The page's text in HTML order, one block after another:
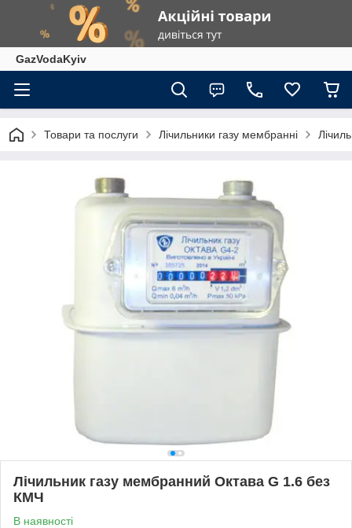
GazVodaKyiv
Товари та послуги Лічильники газу мембранні
Лічильник газу мембранний Октава G 1.6 без
КМЧ
В наявності